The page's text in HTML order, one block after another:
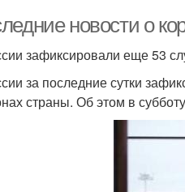
новости о
зафиксировали еще 53
за последние сутки
страны. Об этом в